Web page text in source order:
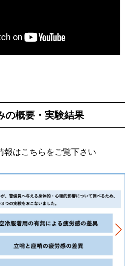
の概要・実験結果
報はこちらをご覧下さい